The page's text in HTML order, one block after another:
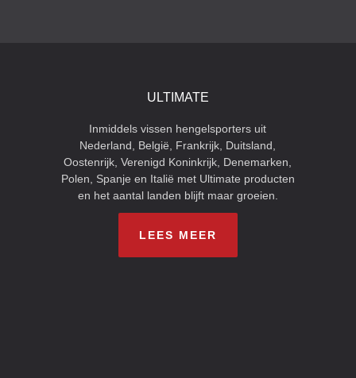
ULTIMATE
Inmiddels vissen hengelsporters uit
Nederland, België, Frankrijk, Duitsland,
Oostenrijk, Verenigd Koninkrijk, Denemarken,
Polen, Spanje en Italië met Ultimate producten
en het aantal landen blijft maar groeien.
LEES MEER